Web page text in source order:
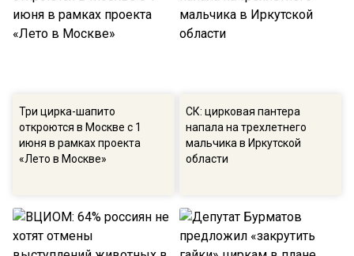
Три цирка-шапито
откроются в Москве с 1
июня в рамках проекта
«Лето в Москве»
СК: цирковая пантера
напала на трехлетнего
мальчика в Иркутской
области